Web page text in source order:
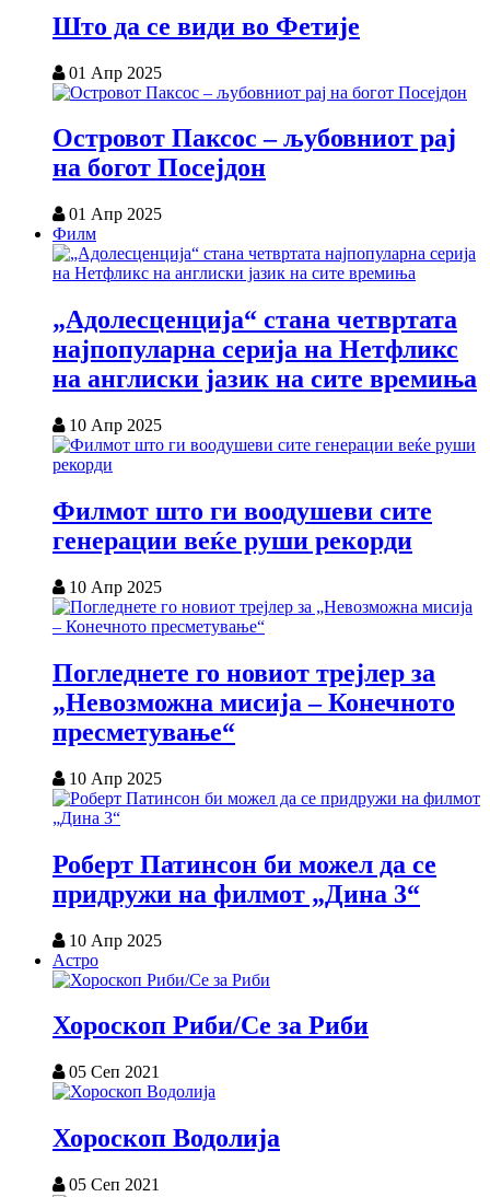
Што да се види во Фетије
01 Апр 2025
Островот Паксос – љубовниот рај
на богот Посејдон
01 Апр 2025
Филм
„Адолесценција“ стана четвртата
најпопуларна серија на Нетфликс
на англиски јазик на сите времиња
10 Апр 2025
Филмот што ги воодушеви сите
генерации веќе руши рекорди
10 Апр 2025
Погледнете го новиот трејлер за
„Невозможна мисија – Конечното
пресметување“
10 Апр 2025
Роберт Патинсон би можел да се
придружи на филмот „Дина 3“
10 Апр 2025
Астро
Хороскоп Риби/Се за Риби
05 Сеп 2021
Хороскоп Водолија
05 Сеп 2021